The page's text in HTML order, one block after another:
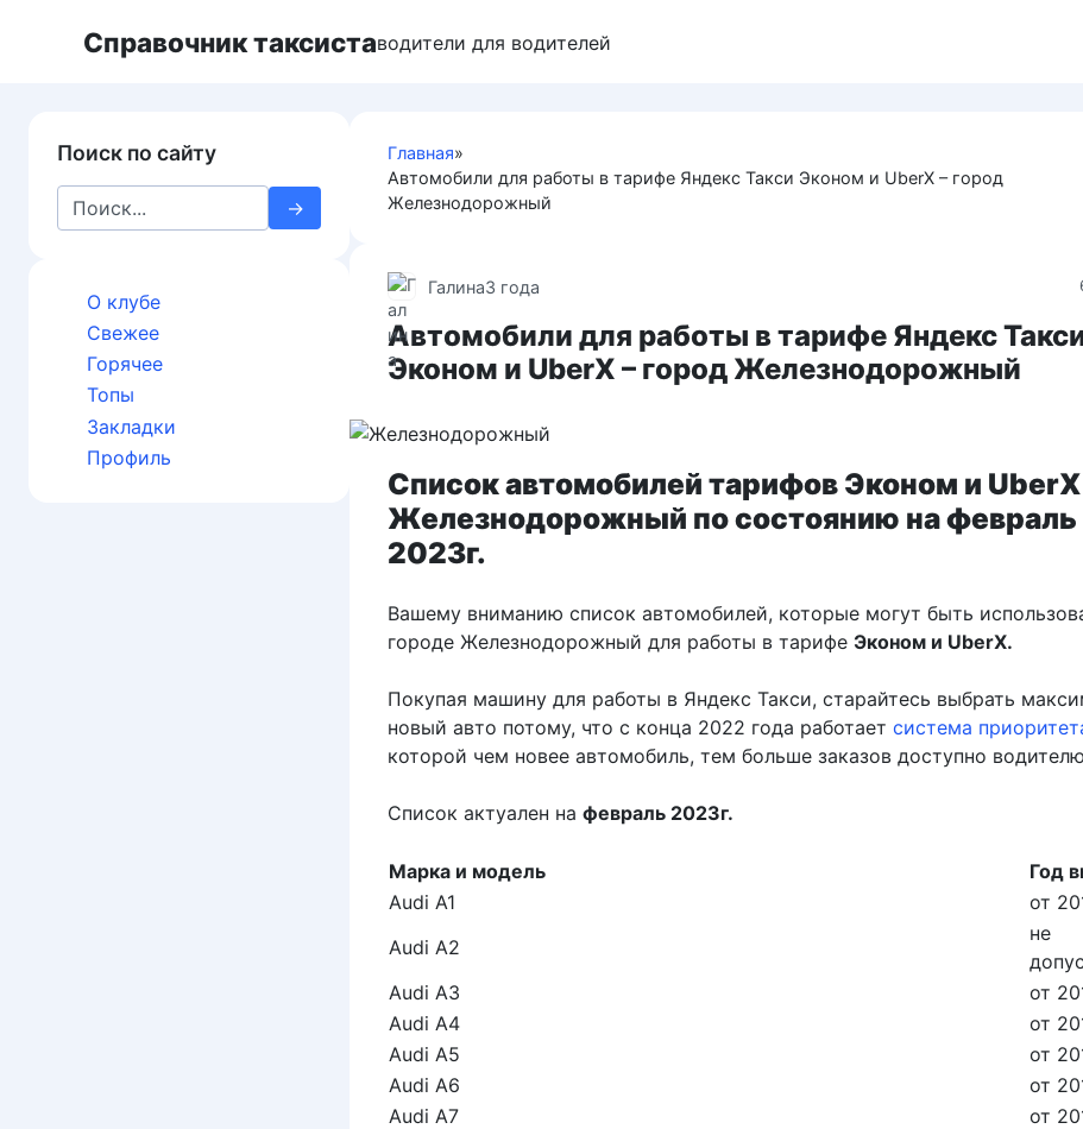
Справочник таксиставодители для водителей
Главная»
Автомобили для работы в тарифе Яндекс Такси Эконом и UberX – город
Железнодорожный
Галина3 года
Автомобили для работы в тарифе Яндекс
Эконом и UberX – город Железнодорожный
Список автомобилей тарифов Эконом и UberX
Железнодорожный по состоянию на февраль
2023г.
Вашему вниманию список автомобилей, которые могут быть
городе Железнодорожный для работы в тарифе Эконом и UberХ.
Покупая машину для работы в Яндекс Такси, старайтесь выбрать
новый авто потому, что с конца 2022 года работает система
которой чем новее автомобиль, тем больше заказов доступно
Список актуален на февраль 2023г.
Марка и модель
Год
Audi A1
от
Audi A2
не
Audi A3
от
Audi A4
от
Audi A5
от
Audi A6
от
Audi A7
от
Поиск по сайту
e
О клубе
Свежее
Горячее
Топы
Закладки
Профиль